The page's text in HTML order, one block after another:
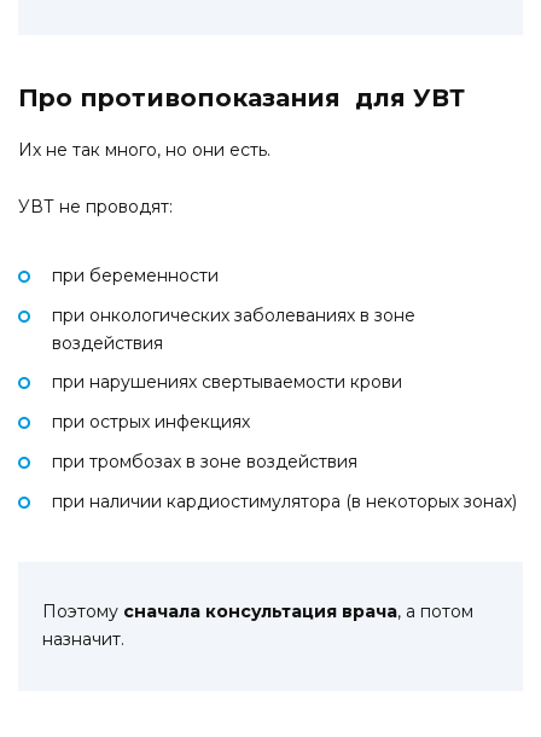
Про противопоказания для УВТ
Их не так много, но они есть.
УВТ не проводят:
при беременности
при онкологических заболеваниях в зоне
воздействия
при нарушениях свертываемости крови
при острых инфекциях
при тромбозах в зоне воздействия
при наличии кардиостимулятора (в некоторых зонах)
Поэтому сначала консультация врача, а потом
назначит.